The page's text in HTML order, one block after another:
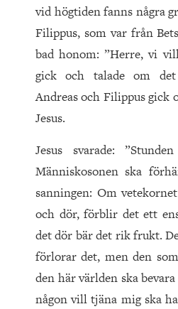
vid högtiden fanns några
Filippus, som var från
bad honom: ”Herre, vi
gick och talade om
Andreas och Filippus gick
Jesus.
Jesus svarade:
Människosonen ska
sanningen: Om
och dör, förblir det ett
det dör bär det rik frukt.
förlorar det, men den
den här världen ska
någon vill tjäna mig ska